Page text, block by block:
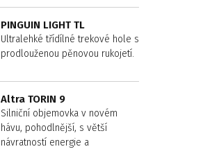
PINGUIN LIGHT TL
Ultralehké třídílné trekové hole s
prodlouženou pěnovou rukojetí.
Altra TORIN 9
Silniční objemovka v novém
hávu, pohodlnější, s větší
návratností energie a